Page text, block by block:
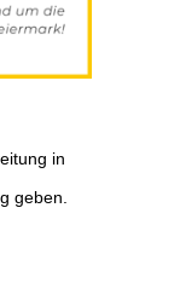
in
geben.